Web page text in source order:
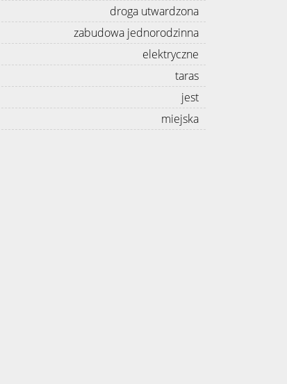
droga utwardzona
zabudowa jednorodzinna
elektryczne
taras
jest
miejska